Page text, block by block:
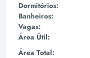
Dormitórios:
Banheiros:
Vagas:
Área Útil:
Área Total: